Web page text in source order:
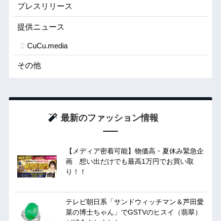
プレスリリース
提供ニュース
CuCu.media
その他
最新のファッション情報
【メディア密着可能】物価高・夏休み緊急企
画 想い出だけでも最高1万円でお買い取
り！！
テレビ朝日系「サンドウィッチマン＆芦田愛
菜の博士ちゃん」でGSTVのヒスイ（翡翠）